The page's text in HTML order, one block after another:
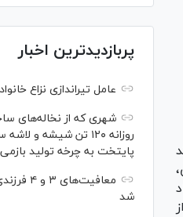
پربازدیدترین اخبار
عامل تیراندازی نزاع
شهری که از نخاله‌های
روزانه ۱۲۰ تن شیشه و
پایتخت به چرخه تولید
شد